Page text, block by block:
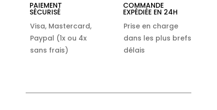
PAIEMENT
SÉCURISÉ
Visa, Mastercard,
Paypal (1x ou 4x
sans frais)
COMMANDE
EXPÉDIÉE EN 24H
Prise en charge
dans les plus brefs
délais